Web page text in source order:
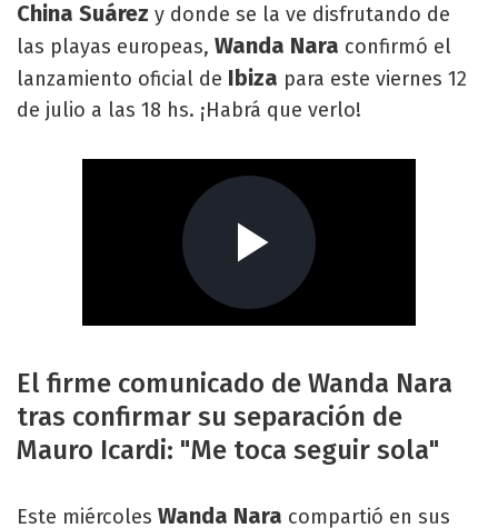
China Suárez y donde se la ve disfrutando de
las playas europeas, Wanda Nara confirmó el
lanzamiento oficial de Ibiza para este viernes 12
de julio a las 18 hs. ¡Habrá que verlo!
El firme comunicado de Wanda Nara
tras confirmar su separación de
Mauro Icardi: "Me toca seguir sola"
Este miércoles Wanda Nara compartió en sus